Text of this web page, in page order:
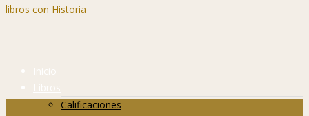
Inicio
Libros
Calificaciones